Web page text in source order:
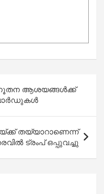
ആശയങ്ങള്‍ക്ക്
തയ്യാറാണെന്ന്
ട്രംപ് ഒപ്പുവച്ചു